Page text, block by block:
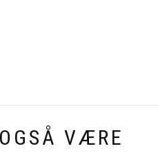
VÆRE